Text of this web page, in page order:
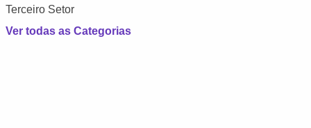
Terceiro Setor
Ver todas as Categorias